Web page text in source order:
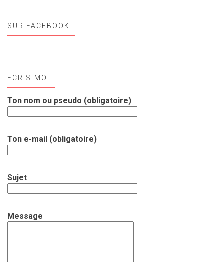
SUR FACEBOOK…
ECRIS-MOI !
Ton nom ou pseudo (obligatoire)
Ton e-mail (obligatoire)
Sujet
Message